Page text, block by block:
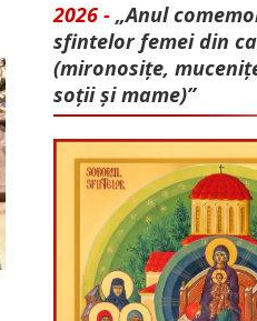
2026 - „Anul
sfintelor femei din
(mironosițe,
soții și mame)”